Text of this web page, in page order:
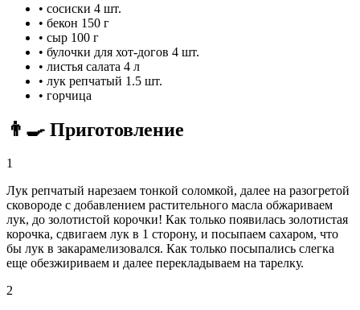
• сосиски 4 шт.
• бекон 150 г
• сыр 100 г
• булочки для хот-догов 4 шт.
• листья салата 4 л
• лук репчатый 1.5 шт.
• горчица
👨‍🍳 Приготовление
1
Лук репчатый нарезаем тонкой соломкой, далее на разогретой
сковороде с добавлением растительного масла обжариваем
лук, до золотистой корочки! Как только появилась золотистая
корочка, сдвигаем лук в 1 сторону, и посыпаем сахаром, что
бы лук в закарамелизовался. Как только посыпались слегка
еще обезжириваем и далее перекладываем на тарелку.
2